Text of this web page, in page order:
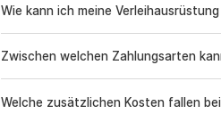
Wie kann ich meine
Zwischen welchen Zahlungsarten
Welche zusätzlichen Kosten fallen